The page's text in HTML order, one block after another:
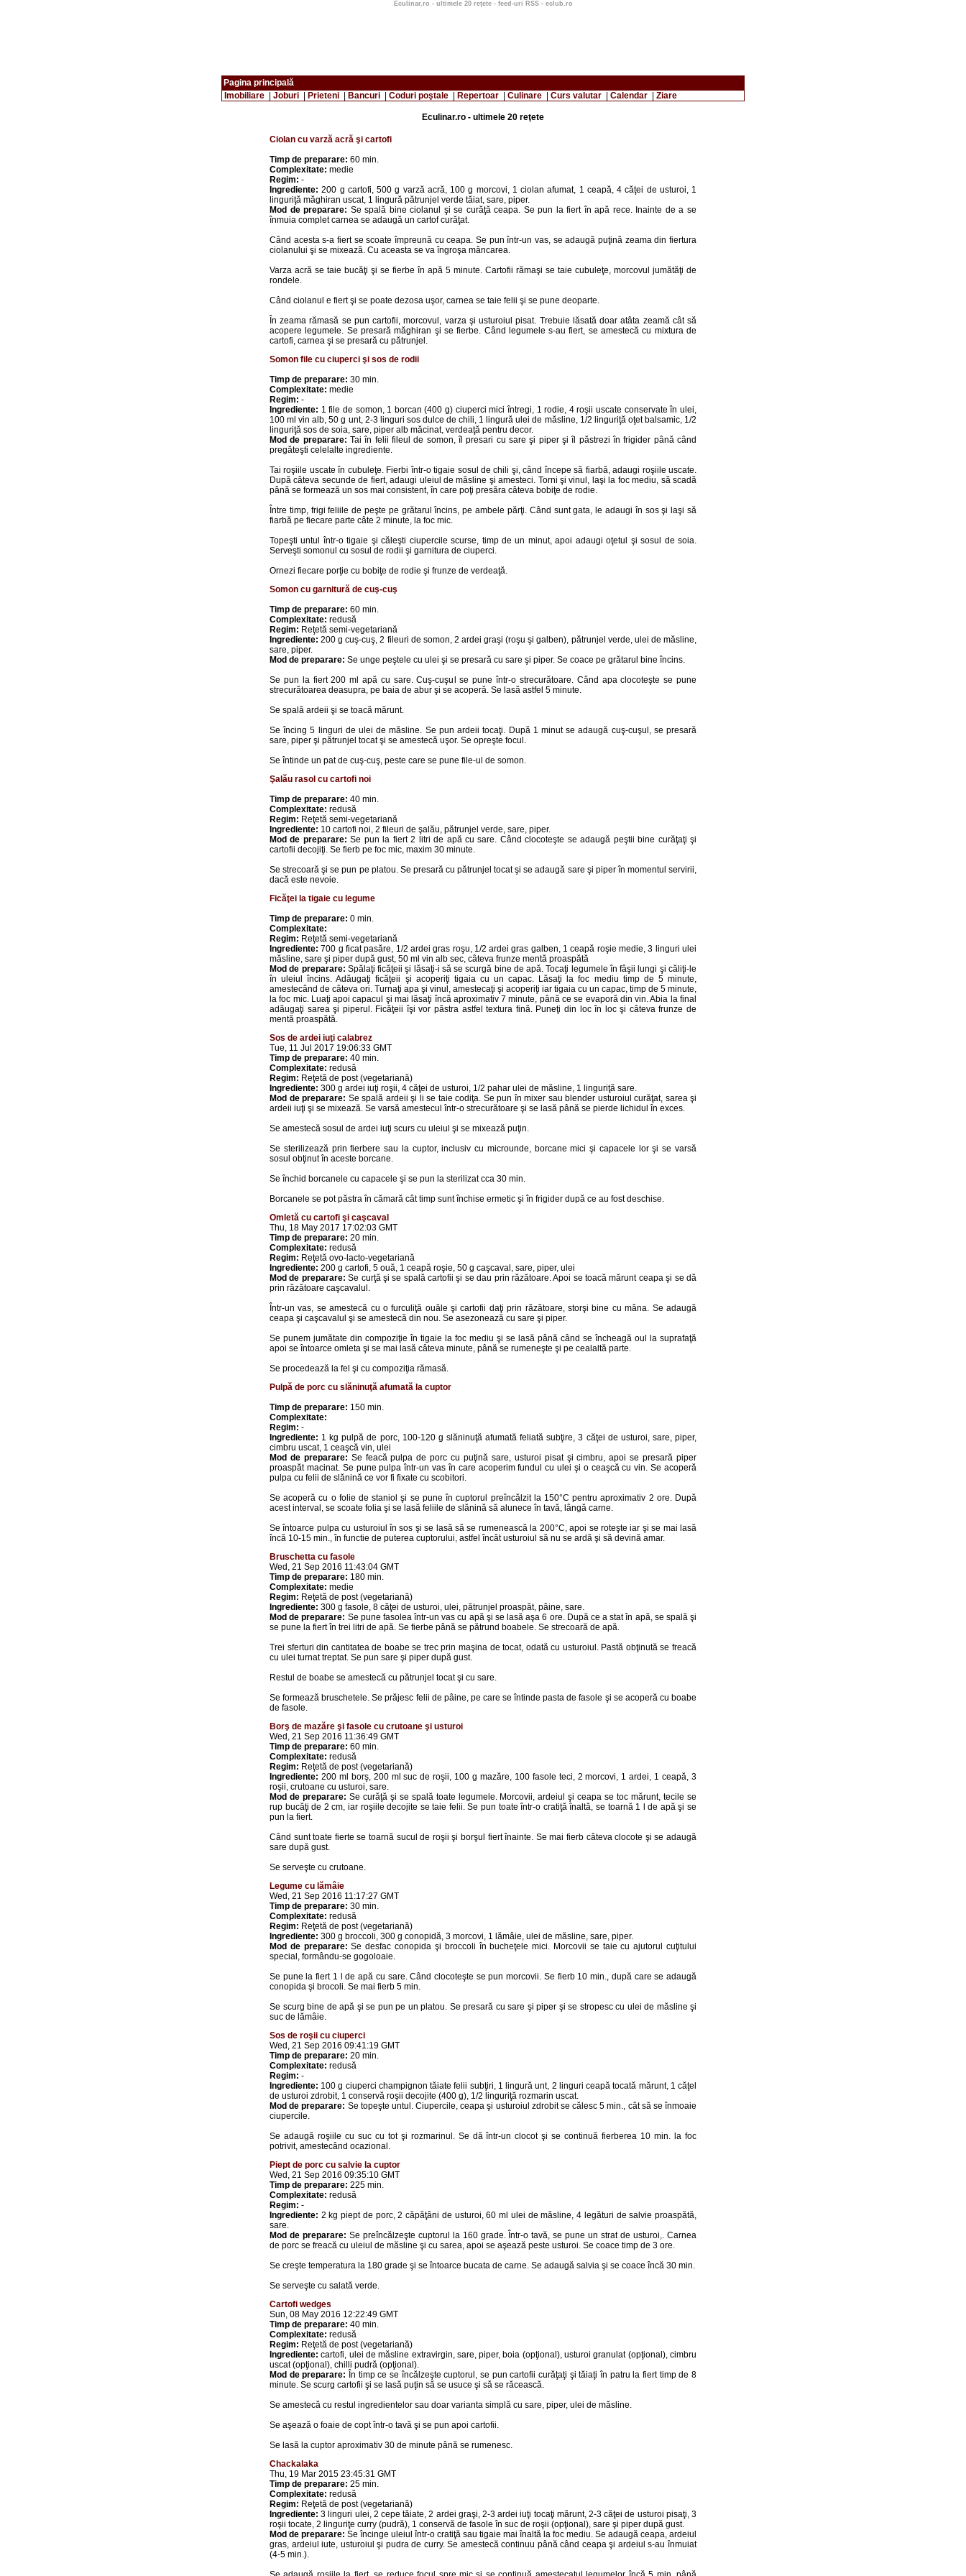
Eculinar.ro - ultimele 20 reţete - feed-uri RSS - eclub.ro
Pagina principală
Imobiliare
Joburi Prieteni Bancuri Coduri poştale Repertoar Culinare Curs valutar Calendar Ziare
Eculinar.ro - ultimele 20 reţete
Ciolan cu varză acră şi cartofi
Timp de preparare: 60 min.
Complexitate: medie
Regim: -
Ingrediente: 200 g cartofi, 500 g varză acră, 100 g morcovi, 1 ciolan afumat, 1 ceapă, 4 căţei de usturoi, 1
linguriţă măghiran uscat, 1 lingură pătrunjel verde tăiat, sare, piper.
Mod de preparare: Se spală bine ciolanul şi se curăţă ceapa. Se pun la fiert în apă rece. Inainte de a se
înmuia complet carnea se adaugă un cartof curăţat.
Când acesta s-a fiert se scoate împreună cu ceapa. Se pun într-un vas, se adaugă puţină zeama din fiertura
ciolanului şi se mixează. Cu aceasta se va îngroşa mâncarea.
Varza acră se taie bucăţi şi se fierbe în apă 5 minute. Cartofii rămaşi se taie cubuleţe, morcovul jumătăţi de
rondele.
Când ciolanul e fiert şi se poate dezosa uşor, carnea se taie felii şi se pune deoparte.
În zeama rămasă se pun cartofii, morcovul, varza şi usturoiul pisat. Trebuie lăsată doar atâta zeamă cât să
acopere legumele. Se presară măghiran şi se fierbe. Când legumele s-au fiert, se amestecă cu mixtura de
cartofi, carnea şi se presară cu pătrunjel.
Somon file cu ciuperci şi sos de rodii
Timp de preparare: 30 min.
Complexitate: medie
Regim: -
Ingrediente: 1 file de somon, 1 borcan (400 g) ciuperci mici întregi, 1 rodie, 4 roşii uscate conservate în ulei,
100 ml vin alb, 50 g unt, 2-3 linguri sos dulce de chili, 1 lingură ulei de măsline, 1/2 linguriţă oţet balsamic, 1/2
linguriţă sos de soia, sare, piper alb măcinat, verdeaţă pentru decor.
Mod de preparare: Tai în felii fileul de somon, îl presari cu sare şi piper şi îl păstrezi în frigider până când
pregăteşti celelalte ingrediente.
Tai roşiile uscate în cubuleţe. Fierbi într-o tigaie sosul de chili şi, când începe să fiarbă, adaugi roşiile uscate.
După câteva secunde de fiert, adaugi uleiul de măsline şi amesteci. Torni şi vinul, laşi la foc mediu, să scadă
până se formează un sos mai consistent, în care poţi presăra câteva bobiţe de rodie.
Între timp, frigi feliile de peşte pe grătarul încins, pe ambele părţi. Când sunt gata, le adaugi în sos şi laşi să
fiarbă pe fiecare parte câte 2 minute, la foc mic.
Topeşti untul într-o tigaie şi căleşti ciupercile scurse, timp de un minut, apoi adaugi oţetul şi sosul de soia.
Serveşti somonul cu sosul de rodii şi garnitura de ciuperci.
Ornezi fiecare porţie cu bobiţe de rodie şi frunze de verdeaţă.
Somon cu garnitură de cuş-cuş
Timp de preparare: 60 min.
Complexitate: redusă
Regim: Reţetă semi-vegetariană
Ingrediente: 200 g cuş-cuş, 2 fileuri de somon, 2 ardei graşi (roşu şi galben), pătrunjel verde, ulei de măsline,
sare, piper.
Mod de preparare: Se unge peştele cu ulei şi se presară cu sare şi piper. Se coace pe grătarul bine încins.
Se pun la fiert 200 ml apă cu sare. Cuş-cuşul se pune într-o strecurătoare. Când apa clocoteşte se pune
strecurătoarea deasupra, pe baia de abur şi se acoperă. Se lasă astfel 5 minute.
Se spală ardeii şi se toacă mărunt.
Se încing 5 linguri de ulei de măsline. Se pun ardeii tocaţi. După 1 minut se adaugă cuş-cuşul, se presară
sare, piper şi pătrunjel tocat şi se amestecă uşor. Se opreşte focul.
Se întinde un pat de cuş-cuş, peste care se pune file-ul de somon.
Şalău rasol cu cartofi noi
Timp de preparare: 40 min.
Complexitate: redusă
Regim: Reţetă semi-vegetariană
Ingrediente: 10 cartofi noi, 2 fileuri de şalău, pătrunjel verde, sare, piper.
Mod de preparare: Se pun la fiert 2 litri de apă cu sare. Când clocoteşte se adaugă peştii bine curăţaţi şi
cartofii decojiţi. Se fierb pe foc mic, maxim 30 minute.
Se strecoară şi se pun pe platou. Se presară cu pătrunjel tocat şi se adaugă sare şi piper în momentul servirii,
dacă este nevoie.
Ficăţei la tigaie cu legume
Timp de preparare: 0 min.
Complexitate:
Regim: Reţetă semi-vegetariană
Ingrediente: 700 g ficat pasăre, 1/2 ardei gras roşu, 1/2 ardei gras galben, 1 ceapă roşie medie, 3 linguri ulei
măsline, sare şi piper după gust, 50 ml vin alb sec, câteva frunze mentă proaspătă
Mod de preparare: Spălaţi ficăţeii şi lăsaţi-i să se scurgă bine de apă. Tocaţi legumele în fâşii lungi şi căliţi-le
în uleiul încins. Adăugaţi ficăţeii şi acoperiţi tigaia cu un capac. Lăsaţi la foc mediu timp de 5 minute,
amestecând de câteva ori. Turnaţi apa şi vinul, amestecaţi şi acoperiţi iar tigaia cu un capac, timp de 5 minute,
la foc mic. Luaţi apoi capacul şi mai lăsaţi încă aproximativ 7 minute, până ce se evaporă din vin. Abia la final
adăugaţi sarea şi piperul. Ficăţeii îşi vor păstra astfel textura fină. Puneţi din loc în loc şi câteva frunze de
mentă proaspătă.
Sos de ardei iuţi calabrez
Tue, 11 Jul 2017 19:06:33 GMT
Timp de preparare: 40 min.
Complexitate: redusă
Regim: Reţetă de post (vegetariană)
Ingrediente: 300 g ardei iuţi roşii, 4 căţei de usturoi, 1/2 pahar ulei de măsline, 1 linguriţă sare.
Mod de preparare: Se spală ardeii şi li se taie codiţa. Se pun în mixer sau blender usturoiul curăţat, sarea şi
ardeii iuţi şi se mixează. Se varsă amestecul într-o strecurătoare şi se lasă până se pierde lichidul în exces.
Se amestecă sosul de ardei iuţi scurs cu uleiul şi se mixează puţin.
Se sterilizează prin fierbere sau la cuptor, inclusiv cu microunde, borcane mici şi capacele lor şi se varsă
sosul obţinut în aceste borcane.
Se închid borcanele cu capacele şi se pun la sterilizat cca 30 min.
Borcanele se pot păstra în cămară cât timp sunt închise ermetic şi în frigider după ce au fost deschise.
Omletă cu cartofi şi caşcaval
Thu, 18 May 2017 17:02:03 GMT
Timp de preparare: 20 min.
Complexitate: redusă
Regim: Reţetă ovo-lacto-vegetariană
Ingrediente: 200 g cartofi, 5 ouă, 1 ceapă roşie, 50 g caşcaval, sare, piper, ulei
Mod de preparare: Se curţă şi se spală cartofii şi se dau prin răzătoare. Apoi se toacă mărunt ceapa şi se dă
prin răzătoare caşcavalul.
Într-un vas, se amestecă cu o furculiţă ouăle şi cartofii daţi prin răzătoare, storşi bine cu mâna. Se adaugă
ceapa şi caşcavalul şi se amestecă din nou. Se asezonează cu sare şi piper.
Se punem jumătate din compoziţie în tigaie la foc mediu şi se lasă până când se încheagă oul la suprafaţă
apoi se întoarce omleta şi se mai lasă câteva minute, până se rumeneşte şi pe cealaltă parte.
Se procedează la fel şi cu compoziţia rămasă.
Pulpă de porc cu slăninuţă afumată la cuptor
Timp de preparare: 150 min.
Complexitate:
Regim: -
Ingrediente: 1 kg pulpă de porc, 100-120 g slăninuţă afumată feliată subţire, 3 căţei de usturoi, sare, piper,
cimbru uscat, 1 ceaşcă vin, ulei
Mod de preparare: Se feacă pulpa de porc cu puţină sare, usturoi pisat şi cimbru, apoi se presară piper
proaspăt macinat. Se pune pulpa într-un vas în care acoperim fundul cu ulei şi o ceaşcă cu vin. Se acoperă
pulpa cu felii de slănină ce vor fi fixate cu scobitori.
Se acoperă cu o folie de staniol şi se pune în cuptorul preîncălzit la 150°C pentru aproximativ 2 ore. După
acest interval, se scoate folia şi se lasă feliile de slănină să alunece în tavă, lângă carne.
Se întoarce pulpa cu usturoiul în sos şi se lasă să se rumenească la 200°C, apoi se roteşte iar şi se mai lasă
încă 10-15 min., în functie de puterea cuptorului, astfel încât usturoiul să nu se ardă şi să devină amar.
Bruschetta cu fasole
Wed, 21 Sep 2016 11:43:04 GMT
Timp de preparare: 180 min.
Complexitate: medie
Regim: Reţetă de post (vegetariană)
Ingrediente: 300 g fasole, 8 căţei de usturoi, ulei, pătrunjel proaspăt, pâine, sare.
Mod de preparare: Se pune fasolea într-un vas cu apă şi se lasă aşa 6 ore. După ce a stat în apă, se spală şi
se pune la fiert în trei litri de apă. Se fierbe până se pătrund boabele. Se strecoară de apă.
Trei sferturi din cantitatea de boabe se trec prin maşina de tocat, odată cu usturoiul. Pastă obţinută se freacă
cu ulei turnat treptat. Se pun sare şi piper după gust.
Restul de boabe se amestecă cu pătrunjel tocat şi cu sare.
Se formează bruschetele. Se prăjesc felii de pâine, pe care se întinde pasta de fasole şi se acoperă cu boabe
de fasole.
Borş de mazăre şi fasole cu crutoane şi usturoi
Wed, 21 Sep 2016 11:36:49 GMT
Timp de preparare: 60 min.
Complexitate: redusă
Regim: Reţetă de post (vegetariană)
Ingrediente: 200 ml borş, 200 ml suc de roşii, 100 g mazăre, 100 fasole teci, 2 morcovi, 1 ardei, 1 ceapă, 3
roşii, crutoane cu usturoi, sare.
Mod de preparare: Se curăţă şi se spală toate legumele. Morcovii, ardeiul şi ceapa se toc mărunt, tecile se
rup bucăţi de 2 cm, iar roşiile decojite se taie felii. Se pun toate într-o cratiţă înaltă, se toarnă 1 l de apă şi se
pun la fiert.
Când sunt toate fierte se toarnă sucul de roşii şi borşul fiert înainte. Se mai fierb câteva clocote şi se adaugă
sare după gust.
Se serveşte cu crutoane.
Legume cu lămâie
Wed, 21 Sep 2016 11:17:27 GMT
Timp de preparare: 30 min.
Complexitate: redusă
Regim: Reţetă de post (vegetariană)
Ingrediente: 300 g broccoli, 300 g conopidă, 3 morcovi, 1 lămâie, ulei de măsline, sare, piper.
Mod de preparare: Se desfac conopida şi broccoli în bucheţele mici. Morcovii se taie cu ajutorul cuţitului
special, formându-se gogoloaie.
Se pune la fiert 1 l de apă cu sare. Când clocoteşte se pun morcovii. Se fierb 10 min., după care se adaugă
conopida şi brocoli. Se mai fierb 5 min.
Se scurg bine de apă şi se pun pe un platou. Se presară cu sare şi piper şi se stropesc cu ulei de măsline şi
suc de lămâie.
Sos de roşii cu ciuperci
Wed, 21 Sep 2016 09:41:19 GMT
Timp de preparare: 20 min.
Complexitate: redusă
Regim: -
Ingrediente: 100 g ciuperci champignon tăiate felii subţiri, 1 lingură unt, 2 linguri ceapă tocată mărunt, 1 căţel
de usturoi zdrobit, 1 conservă roşii decojite (400 g), 1/2 linguriţă rozmarin uscat.
Mod de preparare: Se topeşte untul. Ciupercile, ceapa şi usturoiul zdrobit se călesc 5 min., cât să se înmoaie
ciupercile.
Se adaugă roşiile cu suc cu tot şi rozmarinul. Se dă într-un clocot şi se continuă fierberea 10 min. la foc
potrivit, amestecând ocazional.
Piept de porc cu salvie la cuptor
Wed, 21 Sep 2016 09:35:10 GMT
Timp de preparare: 225 min.
Complexitate: redusă
Regim: -
Ingrediente: 2 kg piept de porc, 2 căpăţâni de usturoi, 60 ml ulei de măsline, 4 legături de salvie proaspătă,
sare.
Mod de preparare: Se preîncălzeşte cuptorul la 160 grade. Într-o tavă, se pune un strat de usturoi,. Carnea
de porc se freacă cu uleiul de măsline şi cu sarea, apoi se aşează peste usturoi. Se coace timp de 3 ore.
Se creşte temperatura la 180 grade şi se întoarce bucata de carne. Se adaugă salvia şi se coace încă 30 min.
Se serveşte cu salată verde.
Cartofi wedges
Sun, 08 May 2016 12:22:49 GMT
Timp de preparare: 40 min.
Complexitate: redusă
Regim: Reţetă de post (vegetariană)
Ingrediente: cartofi, ulei de măsline extravirgin, sare, piper, boia (opţional), usturoi granulat (opţional), cimbru
uscat (opţional), chilli pudră (opţional).
Mod de preparare: În timp ce se încălzeşte cuptorul, se pun cartofii curăţaţi şi tăiaţi în patru la fiert timp de 8
minute. Se scurg cartofii şi se lasă puţin să se usuce şi să se răcească.
Se amestecă cu restul ingredientelor sau doar varianta simplă cu sare, piper, ulei de măsline.
Se aşează o foaie de copt într-o tavă şi se pun apoi cartofii.
Se lasă la cuptor aproximativ 30 de minute până se rumenesc.
Chackalaka
Thu, 19 Mar 2015 23:45:31 GMT
Timp de preparare: 25 min.
Complexitate: redusă
Regim: Reţetă de post (vegetariană)
Ingrediente: 3 linguri ulei, 2 cepe tăiate, 2 ardei graşi, 2-3 ardei iuţi tocaţi mărunt, 2-3 căţei de usturoi pisaţi, 3
roşii tocate, 2 linguriţe curry (pudră), 1 conservă de fasole în suc de roşii (opţional), sare şi piper după gust.
Mod de preparare: Se încinge uleiul într-o cratiţă sau tigaie mai înaltă la foc mediu. Se adaugă ceapa, ardeiul
gras, ardeiul iute, usturoiul şi pudra de curry. Se amestecă continuu până când ceapa şi ardeiul s-au înmuiat
(4-5 min.).